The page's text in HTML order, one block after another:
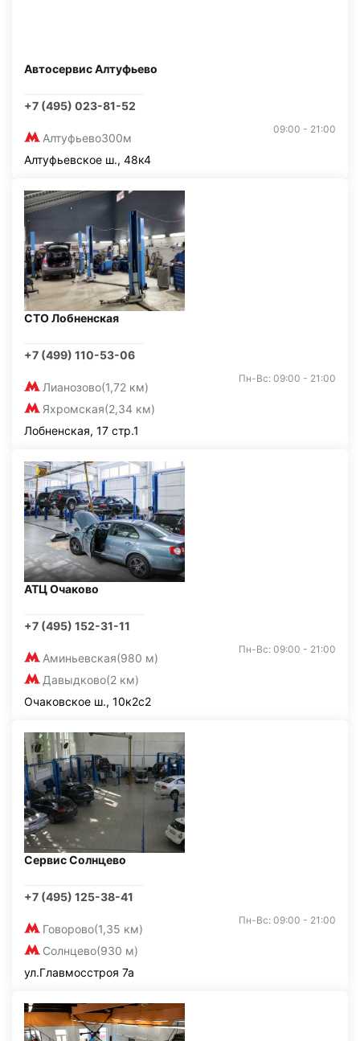
Автосервис Алтуфьево
+7 (495) 023-81-52
Алтуфьево300м
09:00 - 21:00
Алтуфьевское ш., 48к4
СТО Лобненская
+7 (499) 110-53-06
Лианозово(1,72 км)
Яхромская(2,34 км)
Пн-Вс: 09:00 - 21:00
Лобненская, 17 стр.1
АТЦ Очаково
+7 (495) 152-31-11
Аминьевская(980 м)
Давыдково(2 км)
Пн-Вс: 09:00 - 21:00
Очаковское ш., 10к2с2
Сервис Солнцево
+7 (495) 125-38-41
Говорово(1,35 км)
Солнцево(930 м)
Пн-Вс: 09:00 - 21:00
ул.Главмосстроя 7а